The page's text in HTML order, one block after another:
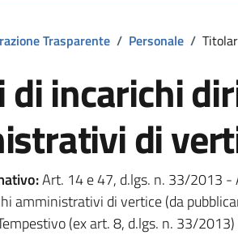
Trasparente / Personale /
incarichi
di
Art. 14 e 47, d.lgs. n. 33/2013
amministrativi di vertice (da
(ex art. 8, d.lgs. n. 33/2013)